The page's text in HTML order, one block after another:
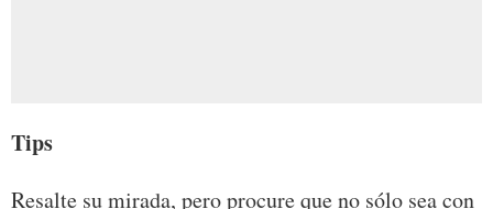
Tips
Resalte su mirada, pero procure que no sólo sea con